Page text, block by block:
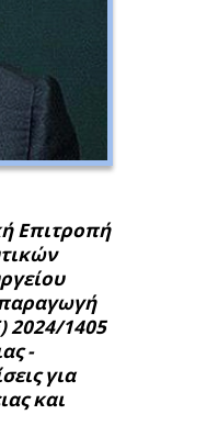
Επιτροπή
παραγωγή
2024/1405
-
για
και